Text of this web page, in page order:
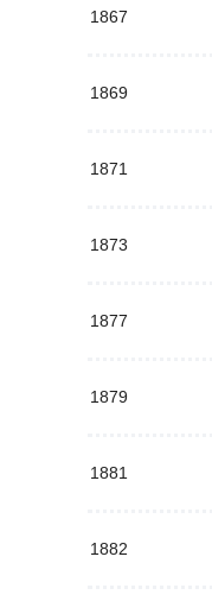
1867
1869
1871
1873
1877
1879
1881
1882